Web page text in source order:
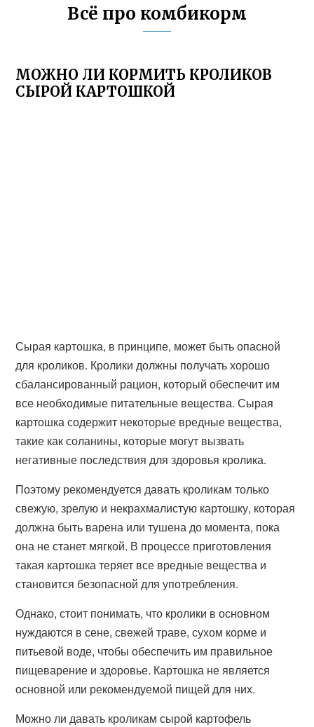
Всё про комбикорм
МОЖНО ЛИ КОРМИТЬ КРОЛИКОВ
СЫРОЙ КАРТОШКОЙ
Сырая картошка, в принципе, может быть опасной
для кроликов. Кролики должны получать хорошо
сбалансированный рацион, который обеспечит им
все необходимые питательные вещества. Сырая
картошка содержит некоторые вредные вещества,
такие как соланины, которые могут вызвать
негативные последствия для здоровья кролика.
Поэтому рекомендуется давать кроликам только
свежую, зрелую и некрахмалистую картошку, которая
должна быть варена или тушена до момента, пока
она не станет мягкой. В процессе приготовления
такая картошка теряет все вредные вещества и
становится безопасной для употребления.
Однако, стоит понимать, что кролики в основном
нуждаются в сене, свежей траве, сухом корме и
питьевой воде, чтобы обеспечить им правильное
пищеварение и здоровье. Картошка не является
основной или рекомендуемой пищей для них.
Можно ли давать кроликам сырой картофель